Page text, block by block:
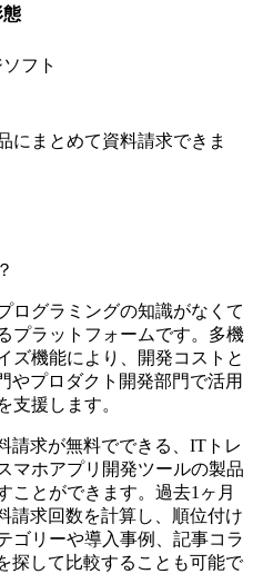
態
フト
にまとめて資料請求できま
ログラミングの知識がなくて
プラットフォームです。多機
ズ機能により、開発コストと
やプロダクト開発部門で活用
支援します。
請求が無料でできる、ITトレ
マホアプリ開発ツールの製品
ことができます。過去1ヶ月
請求回数を計算し、順位付け
ゴリーや導入事例、記事コラ
探して比較することも可能で